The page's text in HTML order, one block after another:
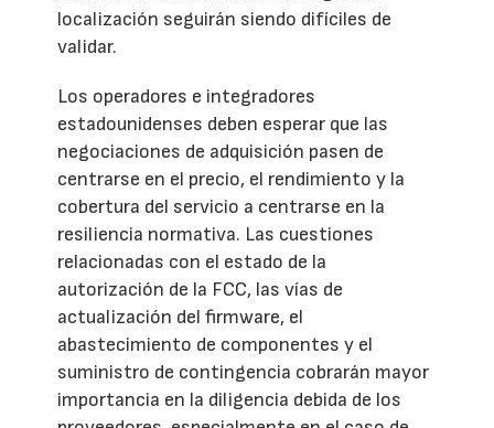
localización seguirán siendo difíciles de
validar.
Los operadores e integradores
estadounidenses deben esperar que las
negociaciones de adquisición pasen de
centrarse en el precio, el rendimiento y la
cobertura del servicio a centrarse en la
resiliencia normativa. Las cuestiones
relacionadas con el estado de la
autorización de la FCC, las vías de
actualización del firmware, el
abastecimiento de componentes y el
suministro de contingencia cobrarán mayor
importancia en la diligencia debida de los